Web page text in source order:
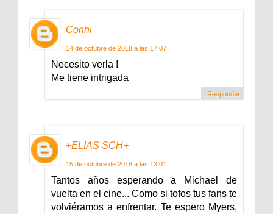
Conni
14 de octubre de 2018 a las 17:07
Necesito verla !
Me tiene intrigada
Responder
+ELIAS SCH+
15 de octubre de 2018 a las 13:01
Tantos años esperando a Michael de
vuelta en el cine... Como si tofos tus fans te
volviéramos a enfrentar. Te espero Myers,